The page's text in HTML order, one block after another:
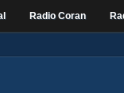
Radio Coran